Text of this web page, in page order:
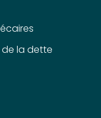
de la dette